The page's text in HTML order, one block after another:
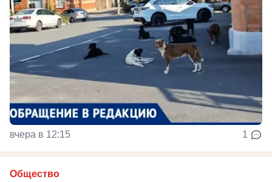
вчера в 12:15 1
Общество